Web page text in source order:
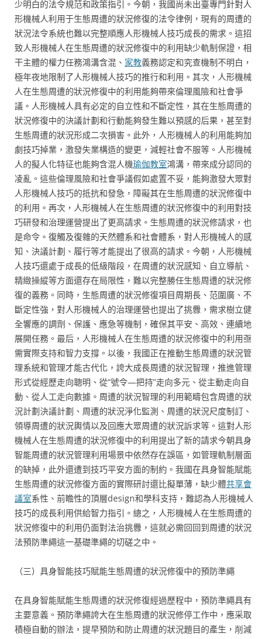
少明白的法令規范和政策指引。今朝，我國尚未出臺專門針對人
形機械人利用于生態周遭的狀況修復的法令律例，現有的周遭的
狀況法令系統也難以完整順應人形機械人技巧成長的需求。這招
致人形機械人在生態周遭的狀況修復中的利用缺少軌制保證，相
干主體的權力任務鴻溝含混、 家教義務認定和究查機制不明白，
極年夜地限制了人形機械人技巧的推行和利用。其次，人形機械
人在生態周遭的狀況修復中的利用能夠帶來倫理風險和社會爭
議。人形機械人具有必定的自立性和不斷定性，其在生態周遭的
狀況修復中的決議計劃和行動能夠發生難以預感的后果，甚至對
生態周遭的狀況形成二次損害。此外，人形機械人的利用能夠加
劇技巧掉業，激發失業構造的變更，減輕社會不服等。人形機械
人的擬人化特征也能夠含混人機瑜伽教室鴻溝，帶來成分認同的
凌亂。這些倫理風險和社會爭議假如處置不妥，能夠激發大眾對
人形機械人技巧的抵抗和發急，障礙其在生態周遭的狀況修復中
的利用。再次，人形機械人在生態周遭的狀況修復中的利用對技
巧研發和治理運營提出了更高請求。生態周遭的狀況修請求，也
是命令。復觸及復雜的天然體系和社會體系，對人形機械人的感
知、決議計劃、履行等才能提出了很高的請求。今朝，人形機械
人技巧還處于成長的低級階段，在周遭的狀況感知、自立導航、
精緻操縱等方面還存在局限性，難以完整勝任生態周遭的狀況修
復的義務。同時，生態周遭的狀況修復項目周期長、范圍廣、不
斷定性強，對人形機械人的治理運營也提出了挑釁，需求樹立健
全響應的調劑、保護、應急等機制，確保其平安、高效、連續地
展開任務。最后，人形機械人在生態周遭的狀況修復中的利用亟
需實際支持和智力支撐。以後，我國正在推動生態周遭的狀況管
理系統和管理才能古代化，誇大成長周遭的狀況智理，推進管理
形式從經歷走向聰明、從“號令—把持”走向多元、從主動走向自
動、從人工走向數據。周遭的狀況智理的利用範疇包含周遭的狀
況計劃決議計劃、周遭的狀況淨化監測、周遭的狀況尺度制訂、
領導周遭的狀況輿情以及回應大眾周遭的狀況訴求等。這對人形
機械人在生態周遭的狀況修復中的利用提出了新的請求今朝具身
智能周遭的狀況管理利用場景中依然存在誤區，如管理軌制層面
的缺掉，此外還遭到技巧平安方面的制約。我國在具身智能賦能
生態周遭的狀況修復方面的實際研討還比擬單薄，缺少體共享會
議室系性、前瞻性的頂層design和學科支持，難認為人形機械人
技巧的成長利用供給智力指引。總之，人形機械人在生態周遭的
狀況修復中的利用仍面對法治挑釁，這就必需回回到周遭的狀況
法預防準繩這一基礎準繩的切磋之中。
（三）具身智能技巧賦能生態周遭的狀況修復中的預防準繩
在具身智能賦能生態周遭的狀況修復經過歷程中，預防準繩具有
主要意義。預防準繩誇大在生態周遭的狀況修停工作中，應采取
積極自動的辦法，提早預防和防止周遭的狀況題目的產生，削減